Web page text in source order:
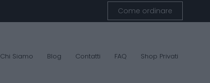
Come ordinare
Chi Siamo Blog Contatti FAQ Shop Privati